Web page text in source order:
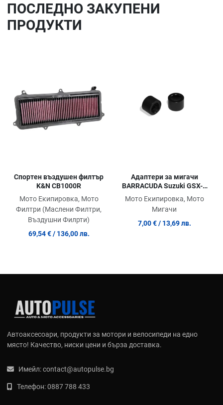
ПОСЛЕДНO ЗАКУПЕНИ
ПРОДУКТИ
Спортен въздушен филтър
K&N CB1000R
Мото Екипировка, Мото
Филтри (Маслени Филтри,
Въздушни Филрти)
69,54 € / 136,00 лв.
Адаптери за мигачи
BARRACUDA Suzuki GSX-S
950/1000 (2022) GSX-S 750
(2017-2020)
Мото Екипировка, Мото
Мигачи
7,00 € / 13,69 лв.
Автоаксесоари, продукти за мотори и велосипеди на едно
място! Качество, ниски цени и бърза доставка.
Имейл:contact@autopulse.bg
Телефон:0887 788 433